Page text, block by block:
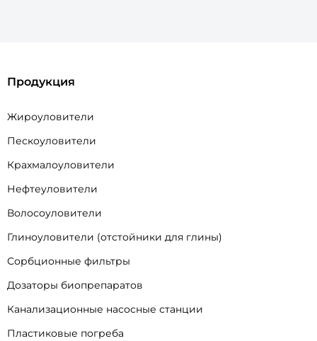
Продукция
Жироуловители
Пескоуловители
Крахмалоуловители
Нефтеуловители
Волосоуловители
Глиноуловители (отстойники для глины)
Сорбционные фильтры
Дозаторы биопрепаратов
Канализационные насосные станции
Пластиковые погреба